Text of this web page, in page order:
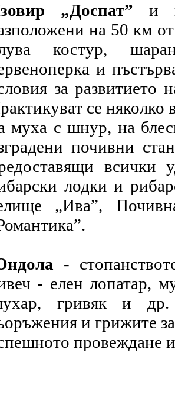
„Доспат” и
на 50 км
костур,
и
за развитието
се няколко
муха с шнур, на
почивни
всички
лодки и
„Ива”,
-
- елен лопатар,
гривяк и др.
и грижите
провеждане